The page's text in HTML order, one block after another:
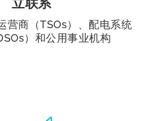
立联系
营商（TSOs）、配电系统
）和公用事业机构